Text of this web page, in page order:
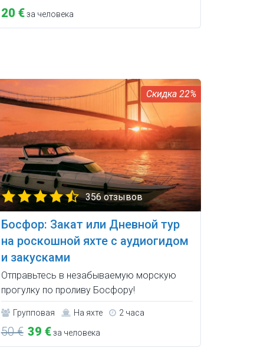
20 €за человека
22%
356 отзывов
Босфор: Закат или Дневной тур
на роскошной яхте с аудиогидом
и закусками
Отправьтесь в незабываемую морскую
прогулку по проливу Босфору!
Групповая На яхте 2 часа
50 € 39 €за человека